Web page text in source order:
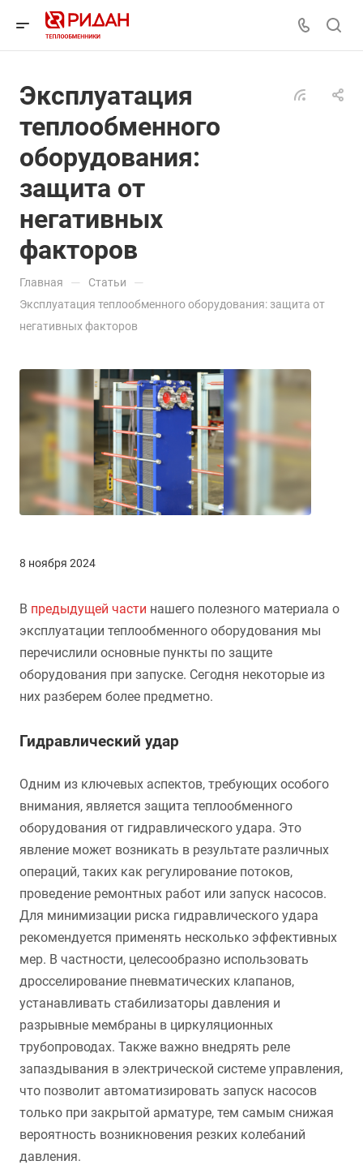
Эксплуатация
теплообменного
оборудования:
защита от
негативных
факторов
Главная — Статьи —
Эксплуатация теплообменного оборудования: защита от
негативных факторов
8 ноября 2024
В предыдущей части нашего полезного материала о
эксплуатации теплообменного оборудования мы
перечислили основные пункты по защите
оборудования при запуске. Сегодня некоторые из
них разберем более предметно.
Гидравлический удар
Одним из ключевых аспектов, требующих особого
внимания, является защита теплообменного
оборудования от гидравлического удара. Это
явление может возникать в результате различных
операций, таких как регулирование потоков,
проведение ремонтных работ или запуск насосов.
Для минимизации риска гидравлического удара
рекомендуется применять несколько эффективных
мер. В частности, целесообразно использовать
дросселирование пневматических клапанов,
устанавливать стабилизаторы давления и
разрывные мембраны в циркуляционных
трубопроводах. Также важно внедрять реле
запаздывания в электрической системе управления,
что позволит автоматизировать запуск насосов
только при закрытой арматуре, тем самым снижая
вероятность возникновения резких колебаний
давления.